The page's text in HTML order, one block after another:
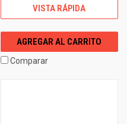
VISTA RÁPIDA
AGREGAR AL CARRITO
Comparar